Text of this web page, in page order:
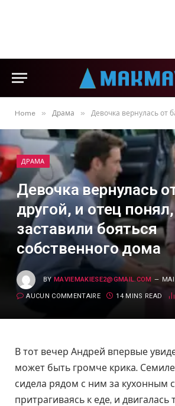
Home » Драма » Девочка вернулась от бабушки другой, и отец
ДРАМА
Девочка вернулась
другой, и отец
заставили бояться
собственного дома
BY MAVIEMAKIESE2@GMAIL.COM
AUCUN COMMENTAIRE 14 MINS READ
В тот вечер Андрей впервые
может быть громче крика.
сидела рядом с ним за кухонным
притрагиваясь к еде, и двигалась